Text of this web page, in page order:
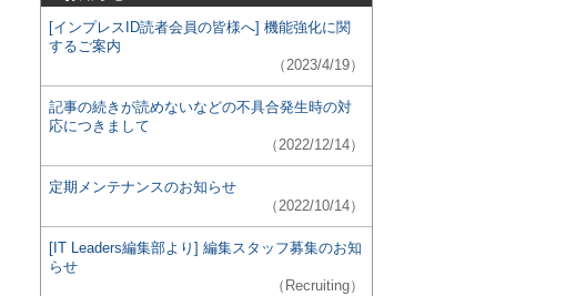
[インプレスID読者会員の皆様へ] 機能強化に関
するご案内
（2023/4/19）
記事の続きが読めないなどの不具合発生時の対
応につきまして
（2022/12/14）
定期メンテナンスのお知らせ
（2022/10/14）
[IT Leaders編集部より] 編集スタッフ募集のお知
らせ
（Recruiting）